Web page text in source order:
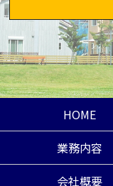
HOME
業務内容
会社概要